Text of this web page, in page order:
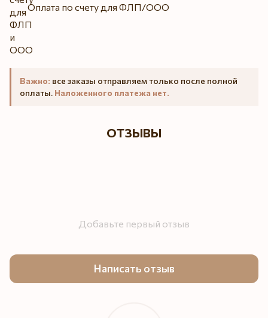
Оплата по счету для ФЛП/ООО
Важно: все заказы отправляем только после полной
оплаты. Наложенного платежа нет.
ОТЗЫВЫ
Добавьте первый отзыв
Написать отзыв